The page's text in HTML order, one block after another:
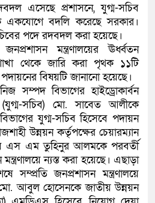
এসেছে প্রশাসনে, যুগ্ম-সচিব
একযোগে বদলি করেছে সরকার।
পদে রদবদল করা হয়েছে।
মন্ত্রণালয়ের ঊর্ধ্বতন
থেকে জারি করা পৃথক ১১টি
বিষয়টি জানানো হয়েছে।
সম্পদ বিভাগের হাইড্রোকার্বন
(যুগ্ম-সচিব) মো. সাবেত আলীকে
যুগ্ম-সচিব হিসেবে পদায়ন
উন্নয়ন কর্তৃপক্ষের চেয়ারম্যান
এস এম তুহিনুর আলমকে পরবর্তী
ন্যস্ত করা হয়েছে। এছাড়া
সম্প্রতি জনপ্রশাসন মন্ত্রণালয়ে
আবুল হোসেনকে জাতীয় উন্নয়ন